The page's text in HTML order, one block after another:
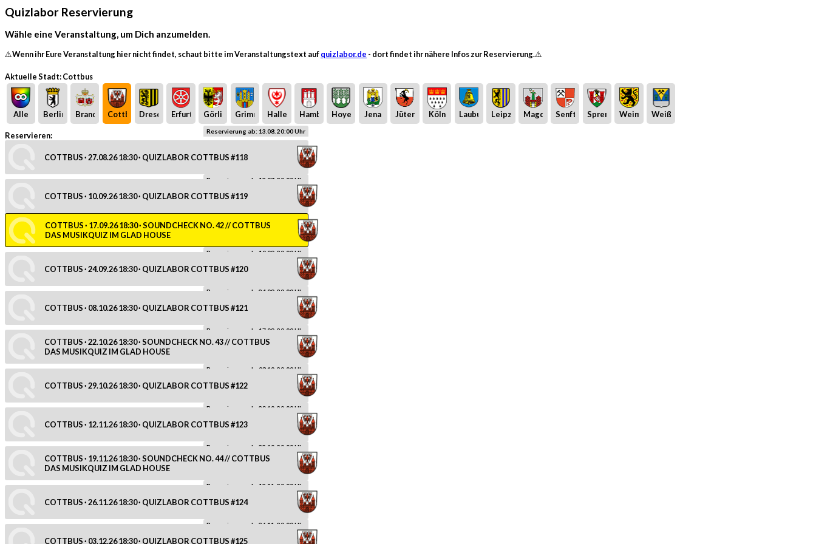
Quizlabor Reservierung
Wähle eine Veranstaltung, um Dich anzumelden.
⚠️Wenn ihr Eure Veranstaltung hier nicht findet, schaut bitte im Veranstaltungstext aufquizlabor.de - dort findet ihr nähere Infos zur Reservierung.⚠️
Aktuelle Stadt: Cottbus
Alle Berlin Brandenburg
Cottbus Dresden Erfurt Görlitz Grimma Halle HamburgHoyerswerda
Jena Jüterbog Köln LaubuschLeipzig MagdeburgSenftenbergSprembergWeimar Weißwasser
Reservierung ab: 13.08. 20:00 Uhr
Reservieren:
COTTBUS · 27.08.26 18:30 · QUIZLABOR COTTBUS #118
Reservierung ab: 13.08. 20:00 Uhr
COTTBUS · 10.09.26 18:30 · QUIZLABOR COTTBUS #119
COTTBUS · 17.09.26 18:30 · SOUNDCHECK NO. 42 // COTTBUS
DAS MUSIKQUIZ IM GLAD HOUSE
Reservierung ab: 10.09. 20:00 Uhr
COTTBUS · 24.09.26 18:30 · QUIZLABOR COTTBUS #120
Reservierung ab: 24.09. 20:00 Uhr
COTTBUS · 08.10.26 18:30 · QUIZLABOR COTTBUS #121
Reservierung ab: 17.09. 20:00 Uhr
COTTBUS · 22.10.26 18:30 · SOUNDCHECK NO. 43 // COTTBUS
DAS MUSIKQUIZ IM GLAD HOUSE
Reservierung ab: 08.10. 20:00 Uhr
COTTBUS · 29.10.26 18:30 · QUIZLABOR COTTBUS #122
Reservierung ab: 29.10. 20:00 Uhr
COTTBUS · 12.11.26 18:30 · QUIZLABOR COTTBUS #123
Reservierung ab: 22.10. 20:00 Uhr
COTTBUS · 19.11.26 18:30 · SOUNDCHECK NO. 44 // COTTBUS
DAS MUSIKQUIZ IM GLAD HOUSE
Reservierung ab: 12.11. 20:00 Uhr
COTTBUS · 26.11.26 18:30 · QUIZLABOR COTTBUS #124
Reservierung ab: 26.11. 20:00 Uhr
COTTBUS · 03.12.26 18:30 · QUIZLABOR COTTBUS #125